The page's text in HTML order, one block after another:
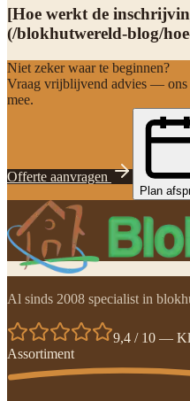
[Hoe werkt de
(/blokhutwereld-blog/
Niet zeker waar te beginnen?
Vraag vrijblijvend advies — ons
mee.
Offerte aanvragen
Plan
Al sinds 2008 specialist in
9,4 / 10 —
Assortiment